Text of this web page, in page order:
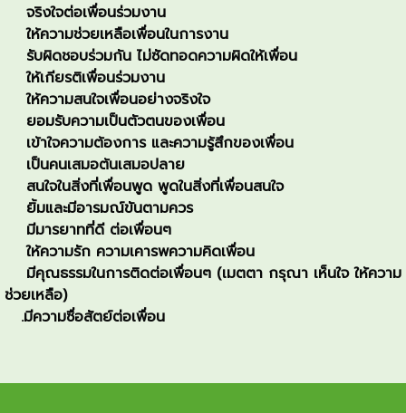
จริงใจต่อเพื่อนร่วมงาน
ให้ความช่วยเหลือเพื่อนในการงาน
รับผิดชอบร่วมกัน ไม่ซัดทอดความผิดให้เพื่อน
ให้เกียรติเพื่อนร่วมงาน
ให้ความสนใจเพื่อนอย่างจริงใจ
ยอมรับความเป็นตัวตนของเพื่อน
เข้าใจความต้องการ และความรู้สึกของเพื่อน
เป็นคนเสมอต้นเสมอปลาย
สนใจในสิ่งที่เพื่อนพูด พูดในสิ่งที่เพื่อนสนใจ
ยิ้มและมีอารมณ์ขันตามควร
มีมารยาทที่ดี ต่อเพื่อนๆ
ให้ความรัก ความเคารพความคิดเพื่อน
มีคุณธรรมในการติดต่อเพื่อนๆ (เมตตา กรุณา เห็นใจ ให้ความ
ช่วยเหลือ)
.มีความซื่อสัตย์ต่อเพื่อน